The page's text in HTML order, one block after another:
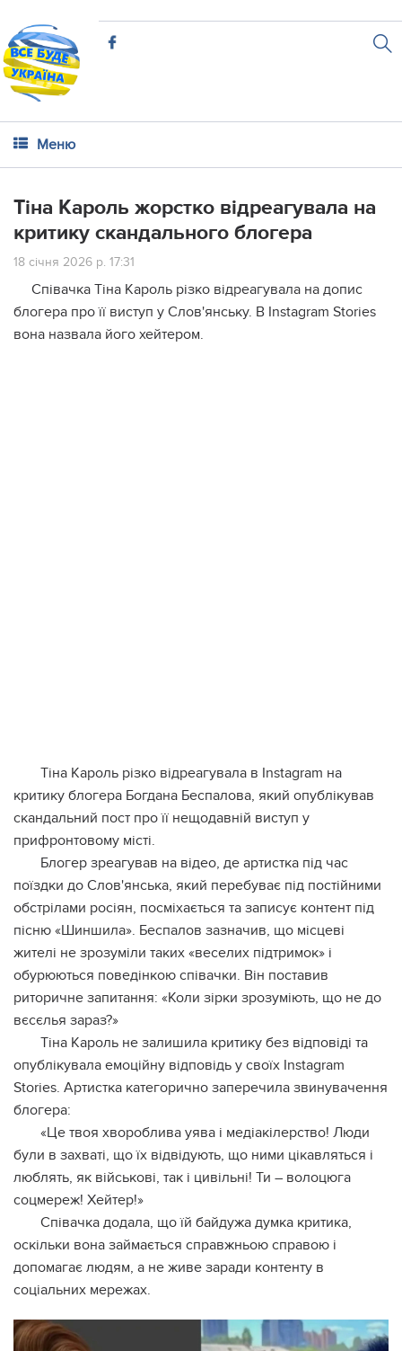
Меню
Тіна Кароль жорстко відреагувала на
критику скандального блогера
18 січня 2026 р. 17:31
Співачка Тіна Кароль різко відреагувала на допис
блогера про її виступ у Слов'янську. В Instagram Stories
вона назвала його хейтером.
Тіна Кароль різко відреагувала в Instagram на
критику блогера Богдана Беспалова, який опублікував
скандальний пост про її нещодавній виступ у
прифронтовому місті.
Блогер зреагував на відео, де артистка під час
поїздки до Слов'янська, який перебуває під постійними
обстрілами росіян, посміхається та записує контент під
пісню «Шиншила». Беспалов зазначив, що місцеві
жителі не зрозуміли таких «веселих підтримок» і
обурюються поведінкою співачки. Він поставив
риторичне запитання: «Коли зірки зрозуміють, що не до
вєсєлья зараз?»
Тіна Кароль не залишила критику без відповіді та
опублікувала емоційну відповідь у своїх Instagram
Stories. Артистка категорично заперечила звинувачення
блогера:
«Це твоя хвороблива уява і медіакілерство! Люди
були в захваті, що їх відвідують, що ними цікавляться і
люблять, як військові, так і цивільні! Ти – волоцюга
соцмереж! Хейтер!»
Співачка додала, що їй байдужа думка критика,
оскільки вона займається справжньою справою і
допомагає людям, а не живе заради контенту в
соціальних мережах.